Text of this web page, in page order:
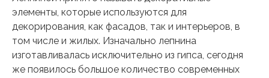
элементы, которые используются для
декорирования, как фасадов, так и интерьеров, в
том числе и жилых. Изначально лепнина
изготавливалась исключительно из гипса, сегодня
же появилось большое количество современных